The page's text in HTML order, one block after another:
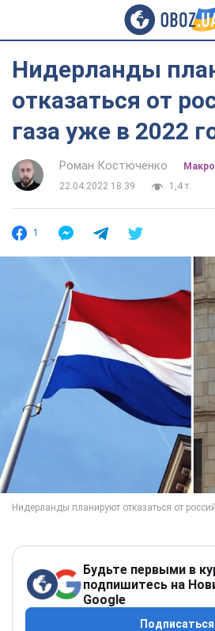
Нидерланды
отказаться от
газа уже в 2022
Роман Костюченко
22.04.2022 18:39
1,4 т.
1
Будьте первыми в
подпишитесь на
Google
Подписаться